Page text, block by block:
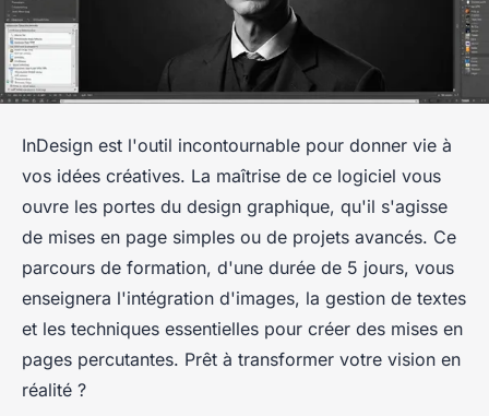
InDesign est l'outil incontournable pour donner vie à
vos idées créatives. La maîtrise de ce logiciel vous
ouvre les portes du design graphique, qu'il s'agisse
de mises en page simples ou de projets avancés. Ce
parcours de formation, d'une durée de 5 jours, vous
enseignera l'intégration d'images, la gestion de textes
et les techniques essentielles pour créer des mises en
pages percutantes. Prêt à transformer votre vision en
réalité ?